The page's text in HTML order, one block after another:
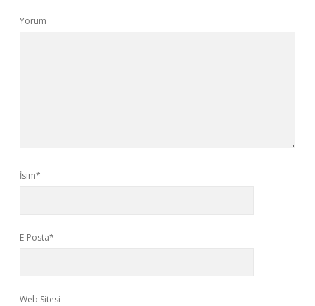
Yorum
İsim*
E-Posta*
Web Sitesi